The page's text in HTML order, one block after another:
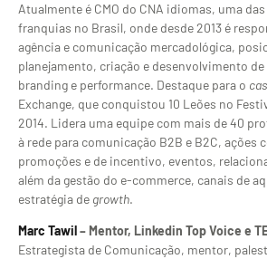
Atualmente é CMO do CNA idiomas, uma
franquias no Brasil, onde desde 2013 é
agência e comunicação mercadológica,
planejamento, criação e desenvolvimento
branding e performance. Destaque para o
Exchange, que conquistou 10 Leões no
2014. Lidera uma equipe com mais de 40
à rede para comunicação B2B e B2C, ações
promoções e de incentivo, eventos,
além da gestão do e-commerce, canais de
estratégia de growth.
Marc Tawil – Mentor, Linkedin Top Voice e
Estrategista de Comunicação, mentor,